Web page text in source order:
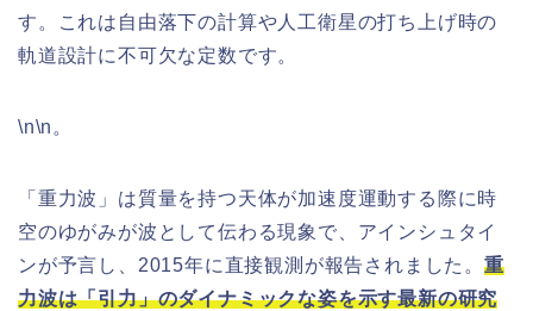
す。これは自由落下の計算や人工衛星の打ち上げ時の
軌道設計に不可欠な定数です。
\n\n。
「重力波」は質量を持つ天体が加速度運動する際に時
空のゆがみが波として伝わる現象で、アインシュタイ
ンが予言し、2015年に直接観測が報告されました。 重
力波は「引力」のダイナミックな姿を示す最新の研究